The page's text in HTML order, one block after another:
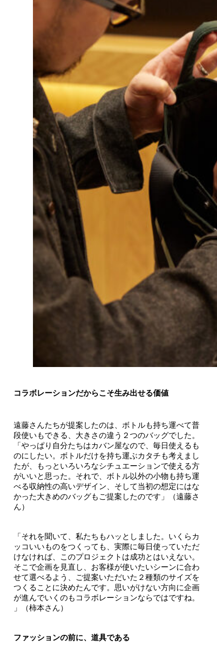
コラボレーションだからこそ生み出せる価値
遠藤さんたちが提案したのは、ボトルも持ち運べて普
段使いもできる、大きさの違う２つのバッグでした。
「やっぱり自分たちはカバン屋なので、毎日使えるも
のにしたい。ボトルだけを持ち運ぶカタチも考えまし
たが、もっといろいろなシチュエーションで使える方
がいいと思った。それで、ボトル以外の小物も持ち運
べる収納性の高いデザイン、そして当初の想定にはな
かった大きめのバッグもご提案したのです」（遠藤さ
ん）
「それを聞いて、私たちもハッとしました。いくらカ
ッコいいものをつくっても、実際に毎日使っていただ
けなければ、このプロジェクトは成功とはいえない。
そこで企画を見直し、お客様が使いたいシーンに合わ
せて選べるよう、ご提案いただいた２種類のサイズを
つくることに決めたんです。思いがけない方向に企画
が進んでいくのもコラボレーションならではですね。
」（柿本さん）
ファッションの前に、道具である